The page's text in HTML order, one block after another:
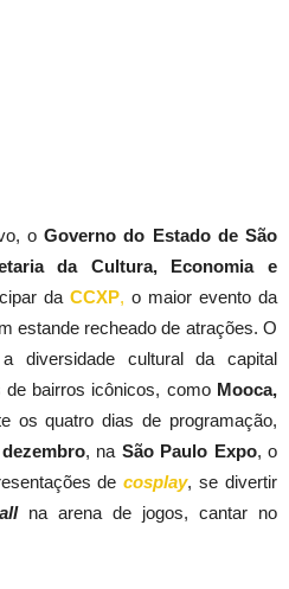
oGoverno do Estado de São
da Cultura, Economia e
da CCXP, o maior evento da
estande recheado de atrações. O
diversidade cultural da capital
de bairros icônicos, como Mooca,
os quatro dias de programação,
, na São Paulo Expo, o
decosplay, se divertir
na arena de jogos, cantar no